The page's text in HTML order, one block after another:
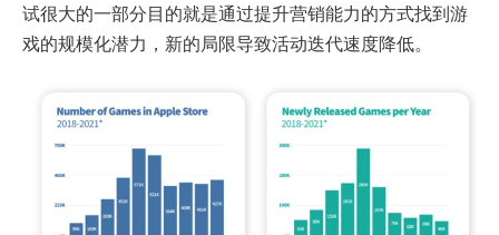
试很大的一部分目的就是通过提升营销能力的方式找到游
戏的规模化潜力，新的局限导致活动迭代速度降低。